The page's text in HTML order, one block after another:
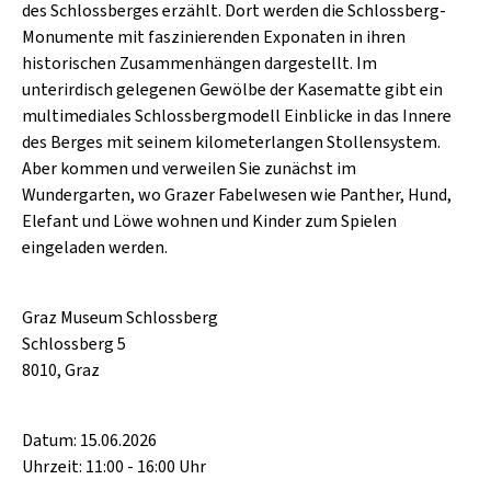
CAFÉ WOLF
POSTGARAGE
KUNSTGARTEN
KRISTALLWERK
GOLD & PECH THEATER
HARD & HEAVY
SINGER-SONGWRITER
VOLKSMUSIK
KULTURLAND STEIERMARK
des Schlossberges erzählt. Dort werden die Schlossberg-
Monumente mit faszinierenden Exponaten in ihren
historischen Zusammenhängen dargestellt. Im
unterirdisch gelegenen Gewölbe der Kasematte gibt ein
multimediales Schlossbergmodell Einblicke in das Innere
des Berges mit seinem kilometerlangen Stollensystem.
Aber kommen und verweilen Sie zunächst im
Wundergarten, wo Grazer Fabelwesen wie Panther, Hund,
Elefant und Löwe wohnen und Kinder zum Spielen
eingeladen werden.
Graz Museum Schlossberg
Schlossberg 5
8010, Graz
Datum: 15.06.2026
Uhrzeit: 11:00 - 16:00 Uhr